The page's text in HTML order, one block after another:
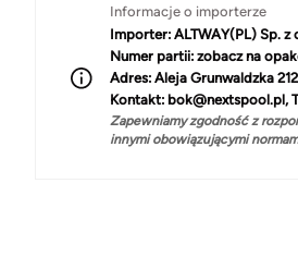
Informacje o importerze
Importer: ALTWAY(PL) Sp. z
Numer partii: zobacz na
Adres: Aleja Grunwaldzka
Kontakt: bok@nextspool.pl,
Zapewniamy zgodność z
innymi obowiązującymi